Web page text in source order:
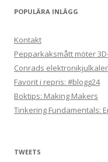
POPULÄRA INLÄGG
Kontakt
Pepparkaksmått möter
Conrads
Favorit i repris: #blogg24
Boktips: Making Makers
Tinkering Fundamentals:
TWEETS